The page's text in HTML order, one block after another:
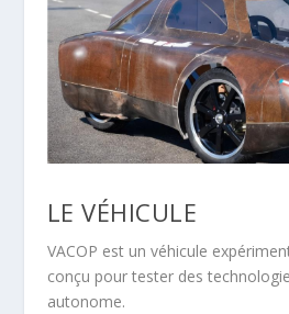
LE VÉHICULE
VACOP est un véhicule
conçu pour tester des
autonome.